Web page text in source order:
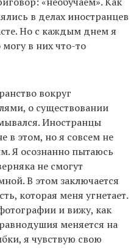
в делах иностранцев
Но с каждым днем я
в них что-то
вокруг
о существовании
Иностранцы
в этом, но я совсем не
Я осознанно пытаюсь
не смогут
В этом заключается
которая меня угнетает.
и вижу, как
меняется на
я чувствую свою